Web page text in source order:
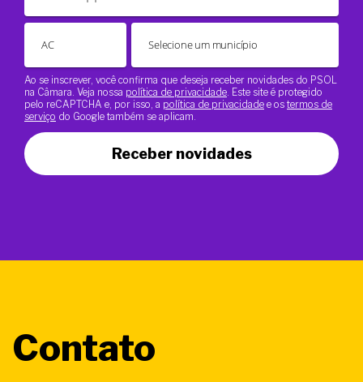
Ao se inscrever, você confirma que deseja receber novidades do PSOL
na Câmara. Veja nossa política de privacidade . Este site é protegido
pelo reCAPTCHA e, por isso, a política de privacidade e os termos de
serviço do Google também se aplicam.
Receber novidades
Contato